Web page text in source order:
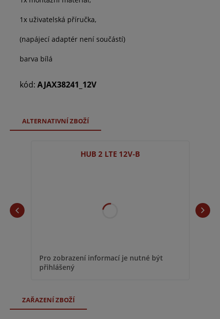
1x uživatelská příručka,
(napájecí adaptér není součástí)
barva bílá
kód: AJAX38241_12V
ALTERNATIVNÍ ZBOŽÍ
HUB 2 LTE 12V-B
Pro zobrazení informací je nutné být
přihlášený
ZAŘAZENÍ ZBOŽÍ